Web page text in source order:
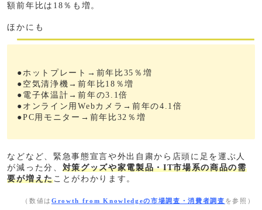
額前年比は18％も増。
ほかにも
●ホットプレート→前年比35％増
●空気清浄機→前年比18％増
●電子体温計→前年の3.1倍
●オンライン用Webカメラ→前年の4.1倍
●PC用モニター→前年比32％増
などなど、緊急事態宣言や外出自粛から店頭に足を運ぶ人
が減った分、 対策グッズや家電製品・IT市場系の商品の需
要が増えたことがわかります。
（数値はGrowth from Knowledgeの市場調査・消費者調査 を参照）